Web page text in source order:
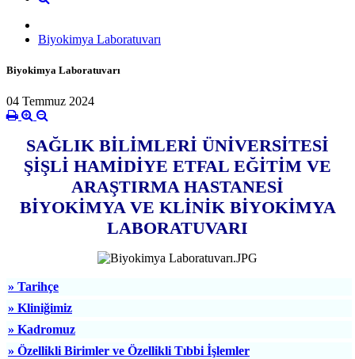
Biyokimya Laboratuvarı
Biyokimya Laboratuvarı
04 Temmuz 2024
SAĞLIK BİLİMLERİ ÜNİVERSİTESİ
ŞİŞLİ HAMİDİYE ETFAL EĞİTİM VE
ARAŞTIRMA HASTANESİ
BİYOKİMYA VE KLİNİK BİYOKİMYA
LABORATUVARI
» Tarihçe
» Kliniğimiz
» Kadromuz
» Özellikli Birimler ve Özellikli Tıbbi İşlemler